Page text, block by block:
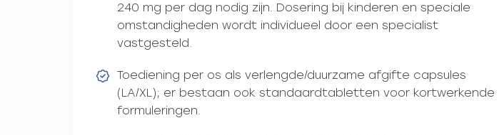
240 mg per dag nodig zijn. Dosering bij kinderen en speciale
omstandigheden wordt individueel door een specialist
vastgesteld.
Toediening per os als verlengde/duurzame afgifte capsules
(LA/XL); er bestaan ook standaardtabletten voor kortwerkende
formuleringen.